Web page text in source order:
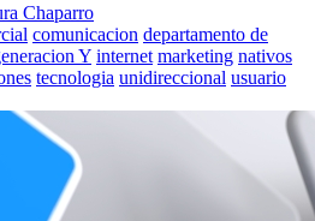
Chaparro
comunicacion departamento de
Y internet marketing nativos
tecnologia unidireccional usuario